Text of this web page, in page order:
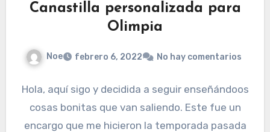
Canastilla personalizada para
Olimpia
Noe febrero 6, 2022 No hay comentarios
Hola, aquí sigo y decidida a seguir enseñándoos
cosas bonitas que van saliendo. Este fue un
encargo que me hicieron la temporada pasada